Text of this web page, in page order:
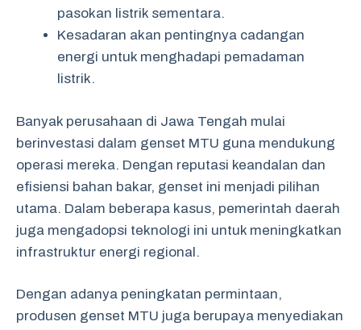
pasokan listrik sementara.
Kesadaran akan pentingnya cadangan
energi untuk menghadapi pemadaman
listrik.
Banyak perusahaan di Jawa Tengah mulai
berinvestasi dalam genset MTU guna mendukung
operasi mereka. Dengan reputasi keandalan dan
efisiensi bahan bakar, genset ini menjadi pilihan
utama. Dalam beberapa kasus, pemerintah daerah
juga mengadopsi teknologi ini untuk meningkatkan
infrastruktur energi regional.
Dengan adanya peningkatan permintaan,
produsen genset MTU juga berupaya menyediakan